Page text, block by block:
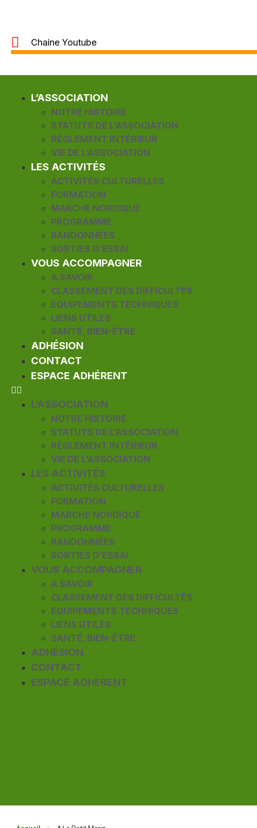
Chaine Youtube
L’ASSOCIATION
NOTRE HISTOIRE
STATUTS DE L’ASSOCIATION
RÈGLEMENT INTÉRIEUR
VIE DE L’ASSOCIATION
LES ACTIVITÉS
ACTIVITÉS CULTURELLES
FORMATION
MARCHE NORDIQUE
PROGRAMME
RANDONNÉES
SORTIES D’ESSAI
VOUS ACCOMPAGNER
A SAVOIR
CLASSEMENT DES DIFFICULTÉS
EQUIPEMENTS TECHNIQUES
LIENS UTILES
SANTÉ, BIEN-ÊTRE
ADHÉSION
CONTACT
ESPACE ADHÉRENT
L’ASSOCIATION
NOTRE HISTOIRE
STATUTS DE L’ASSOCIATION
RÈGLEMENT INTÉRIEUR
VIE DE L’ASSOCIATION
LES ACTIVITÉS
ACTIVITÉS CULTURELLES
FORMATION
MARCHE NORDIQUE
PROGRAMME
RANDONNÉES
SORTIES D’ESSAI
VOUS ACCOMPAGNER
A SAVOIR
CLASSEMENT DES DIFFICULTÉS
EQUIPEMENTS TECHNIQUES
LIENS UTILES
SANTÉ, BIEN-ÊTRE
ADHÉSION
CONTACT
ESPACE ADHÉRENT